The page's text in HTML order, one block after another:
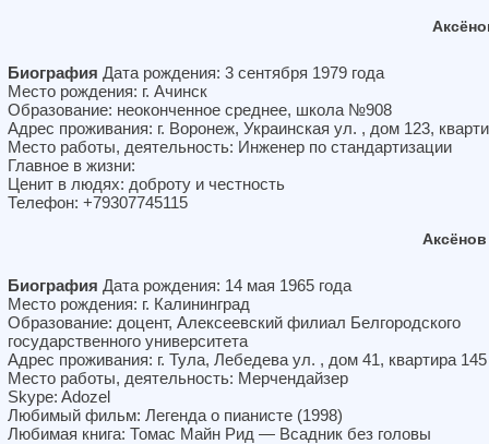
Биография Дата рождения: 3 сентября 1979 года
Место рождения: г. Ачинск
Образование: неоконченное среднее, школа №908
Адрес проживания: г. Воронеж, Украинская ул. , дом 123,
Место работы, деятельность: Инженер по стандартизации
Главное в жизни:
Ценит в людях: доброту и честность
Телефон: +79307745115
Биография Дата рождения: 14 мая 1965 года
Место рождения: г. Калининград
Образование: доцент, Алексеевский филиал Белгородского
государственного университета
Адрес проживания: г. Тула, Лебедева ул. , дом 41, квартира 145
Место работы, деятельность: Мерчендайзер
Skype: Adozel
Любимый фильм: Легенда о пианисте (1998)
Любимая книга: Томас Майн Рид — Всадник без головы